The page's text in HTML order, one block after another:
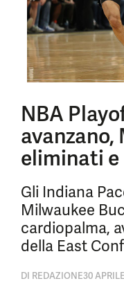
NBA
avanzano,
eliminati
Gli Indiana
Milwaukee
cardiopalma,
della East
DI REDAZIONE30